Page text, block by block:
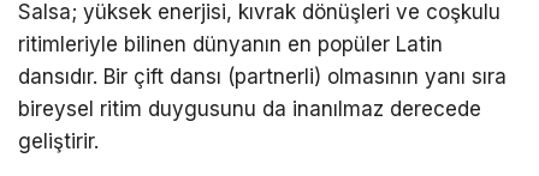
Salsa; yüksek enerjisi, kıvrak dönüşleri ve coşkulu
ritimleriyle bilinen dünyanın en popüler Latin
dansıdır. Bir çift dansı (partnerli) olmasının yanı sıra
bireysel ritim duygusunu da inanılmaz derecede
geliştirir.